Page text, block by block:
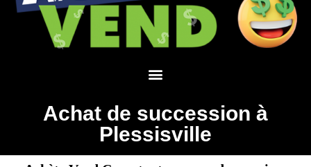
Achat de succession à
Plessisville